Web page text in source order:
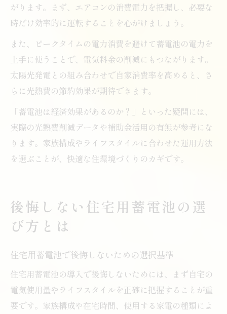
がります。まず、エアコンの消費電力を把握し、必要な
時だけ効率的に運転することを心がけましょう。
また、ピークタイムの電力消費を避けて蓄電池の電力を
上手に使うことで、電気料金の削減にもつながります。
太陽光発電との組み合わせで自家消費率を高めると、さ
らに光熱費の節約効果が期待できます。
「蓄電池は経済効果があるのか？」といった疑問には、
実際の光熱費削減データや補助金活用の有無が参考にな
ります。家族構成やライフスタイルに合わせた運用方法
を選ぶことが、快適な住環境づくりのカギです。
後悔しない住宅用蓄電池の選
び方とは
住宅用蓄電池で後悔しないための選択基準
住宅用蓄電池の導入で後悔しないためには、まず自宅の
電気使用量やライフスタイルを正確に把握することが重
要です。家族構成や在宅時間、使用する家電の種類によ